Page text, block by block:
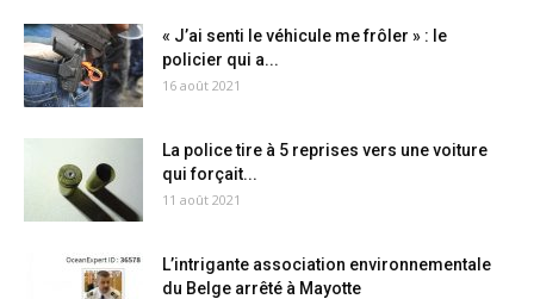
« J’ai senti le véhicule me frôler » : le
policier qui a...
16 août 2021
La police tire à 5 reprises vers une voiture
qui forçait...
11 août 2021
L’intrigante association environnementale
du Belge arrêté à Mayotte